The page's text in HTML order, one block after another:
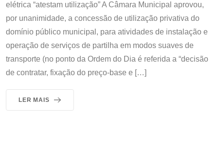
elétrica “atestam utilização” A Câmara Municipal aprovou,
por unanimidade, a concessão de utilização privativa do
domínio público municipal, para atividades de instalação e
operação de serviços de partilha em modos suaves de
transporte (no ponto da Ordem do Dia é referida a “decisão
de contratar, fixação do preço-base e […]
LER MAIS